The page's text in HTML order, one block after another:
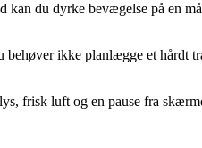
du dyrke bevægelse på en
ikke planlægge et
frisk luft og en pause fra